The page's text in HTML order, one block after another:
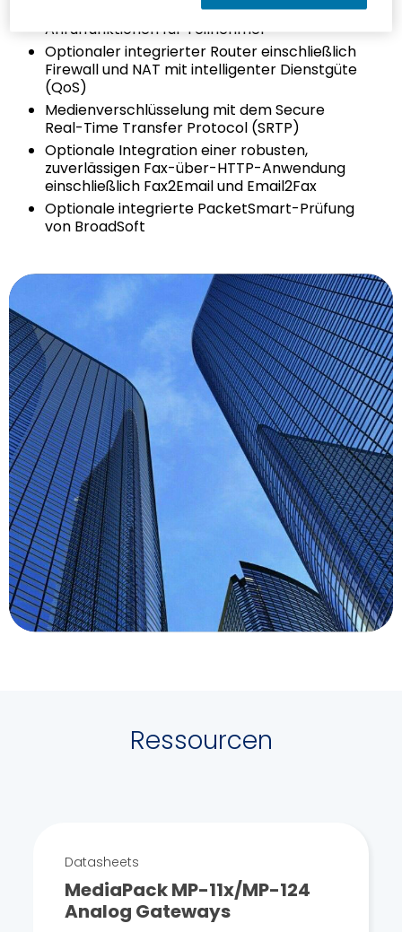
Unterstützt eine reichhaltige Palette von
Anruffunktionen für Teilnehmer
Optionaler integrierter Router einschließlich
Firewall und NAT mit intelligenter Dienstgüte
(QoS)
Medienverschlüsselung mit dem Secure
Real-Time Transfer Protocol (SRTP)
Optionale Integration einer robusten,
zuverlässigen Fax-über-HTTP-Anwendung
einschließlich Fax2Email und Email2Fax
Optionale integrierte PacketSmart-Prüfung
von BroadSoft
Ressourcen
Datasheets
MediaPack MP-11x/MP-124
Analog Gateways